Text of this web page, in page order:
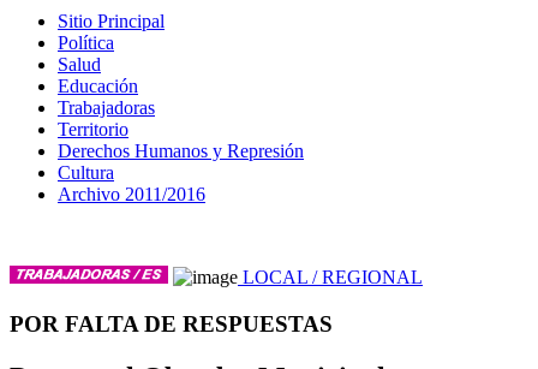
Sitio Principal
Política
Salud
Educación
Trabajadoras
Territorio
Derechos Humanos y Represión
Cultura
Archivo 2011/2016
LOCAL / REGIONAL
POR FALTA DE RESPUESTAS